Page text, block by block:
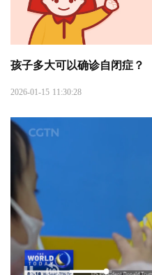
孩子多大可以确诊自闭症？
2026-01-15 11:30:28